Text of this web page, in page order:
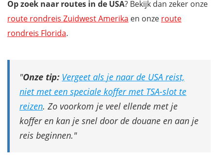
Op zoek naar routes in de USA? Bekijk dan zeker onze
route rondreis Zuidwest Amerika en onze route
rondreis Florida.
Onze tip: Vergeet als je naar de USA reist,
niet met een speciale koffer met TSA-slot te
reizen. Zo voorkom je veel ellende met je
koffer en kan je snel door de douane en aan je
reis beginnen.